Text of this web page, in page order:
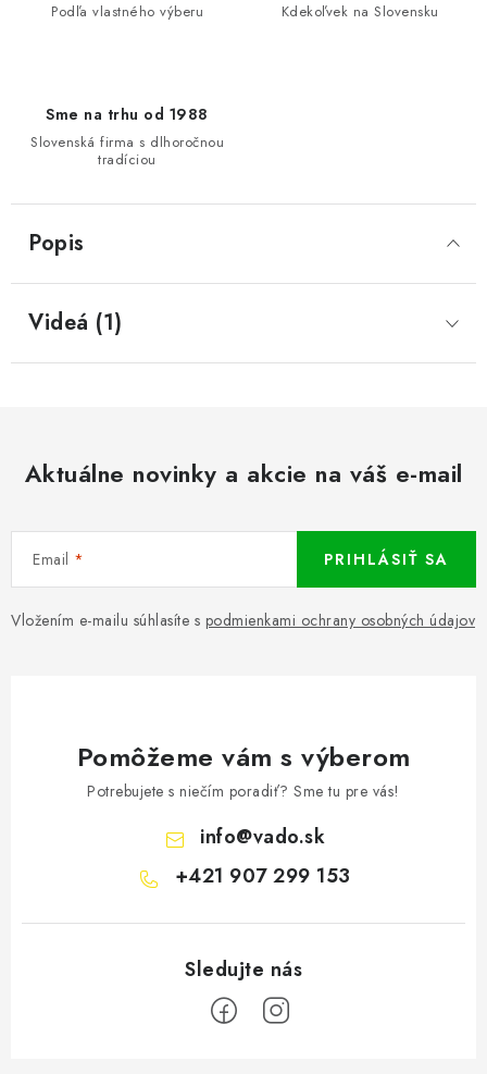
Podľa vlastného výberu Kdekoľvek na Slovensku
Sme na trhu od 1988
Slovenská firma s dlhoročnou
tradíciou
Popis
Videá (1)
Aktuálne novinky a akcie na váš e-mail
Email
Vložením e-mailu súhlasíte s podmienkami ochrany osobných údajov
PRIHLÁSIŤ SA
Pomôžeme vám s výberom
Potrebujete s niečím poradiť? Sme tu pre vás!
info@vado.sk
+421 907 299 153